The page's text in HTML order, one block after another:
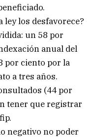
ley los desfavorece?
un 58 por
anual del
por ciento por la
a tres años.
(44 por
tener que registrar
negativo no poder